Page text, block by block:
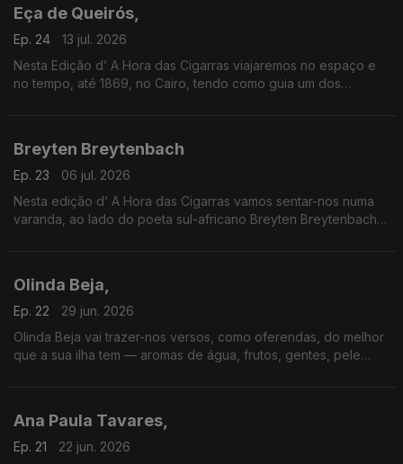
Eça de Queirós,
Ep. 24
13 jul. 2026
Nesta Edição d’ A Hora das Cigarras viajaremos no espaço e
no tempo, até 1869, no Cairo, tendo como guia um dos
Breyten Breytenbach
Ep. 23
06 jul. 2026
Nesta edição d’ A Hora das Cigarras vamos sentar-nos numa
varanda, ao lado do poeta sul-africano Breyten Breytenbach,
Olinda Beja,
Ep. 22
29 jun. 2026
Olinda Beja vai trazer-nos versos, como oferendas, do melhor
que a sua ilha tem — aromas de água, frutos, gentes, pele
Ana Paula Tavares,
Ep. 21
22 jun. 2026